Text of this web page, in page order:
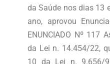
da Saúde nos dias 13
ano, aprovou
ENUNCIADO Nº 117
da Lei n. 14.454/22,
10 da Lei n. 9.656/